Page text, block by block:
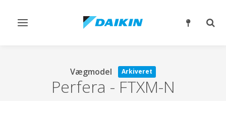
Slå
Slå
Vægmodel Arkiveret
Perfera - FTXM-N